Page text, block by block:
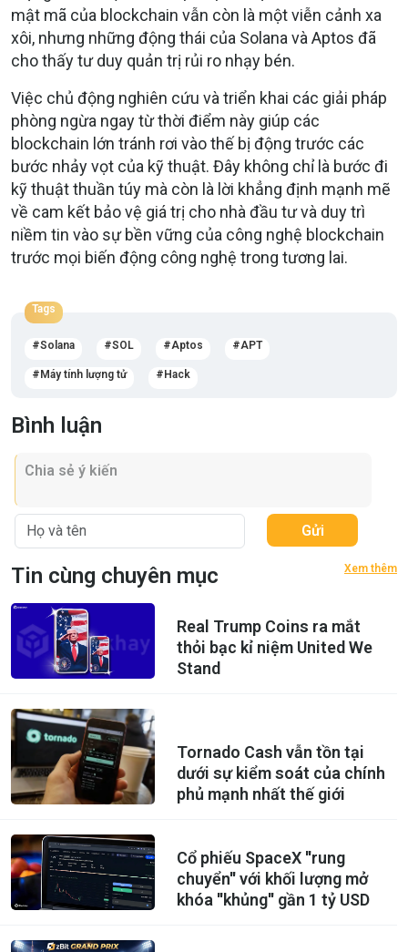
mật mã của blockchain vẫn còn là một viễn cảnh xa
xôi, nhưng những động thái của Solana và Aptos đã
cho thấy tư duy quản trị rủi ro nhạy bén.
Việc chủ động nghiên cứu và triển khai các giải pháp
phòng ngừa ngay từ thời điểm này giúp các
blockchain lớn tránh rơi vào thế bị động trước các
bước nhảy vọt của kỹ thuật. Đây không chỉ là bước đi
kỹ thuật thuần túy mà còn là lời khẳng định mạnh mẽ
về cam kết bảo vệ giá trị cho nhà đầu tư và duy trì
niềm tin vào sự bền vững của công nghệ blockchain
trước mọi biến động công nghệ trong tương lai.
Tags
Solana SOL Aptos APT
Máy tính lượng tử Hack
Bình luận
Gửi
Tin cùng chuyên mục Xem thêm
Real Trump Coins ra mắt
thỏi bạc kỉ niệm United We
Stand
Tornado Cash vẫn tồn tại
dưới sự kiểm soát của chính
phủ mạnh nhất thế giới
Cổ phiếu SpaceX ''rung
chuyển'' với khối lượng mở
khóa ''khủng'' gần 1 tỷ USD